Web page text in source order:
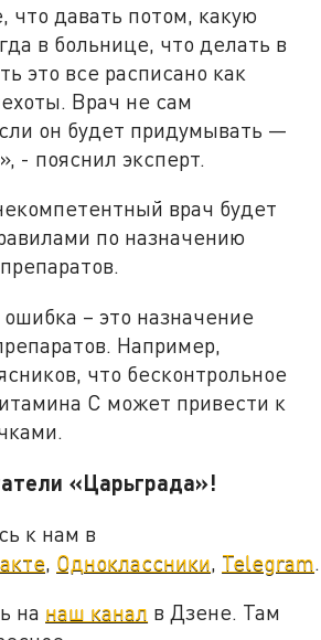
что давать потом, какую
в больнице, что делать в
это все расписано как
Врач не сам
он будет придумывать —
- пояснил эксперт.
врач будет
по назначению
– это назначение
Например,
что бесконтрольное
С может привести к
«Царьграда»!
к нам в
Одноклассники Telegram
на наш канал в Дзене. Там